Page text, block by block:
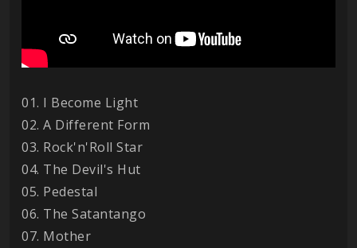
01. I Become Light
02. A Different Form
03. Rock'n'Roll Star
04. The Devil's Hut
05. Pedestal
06. The Satantango
07. Mother